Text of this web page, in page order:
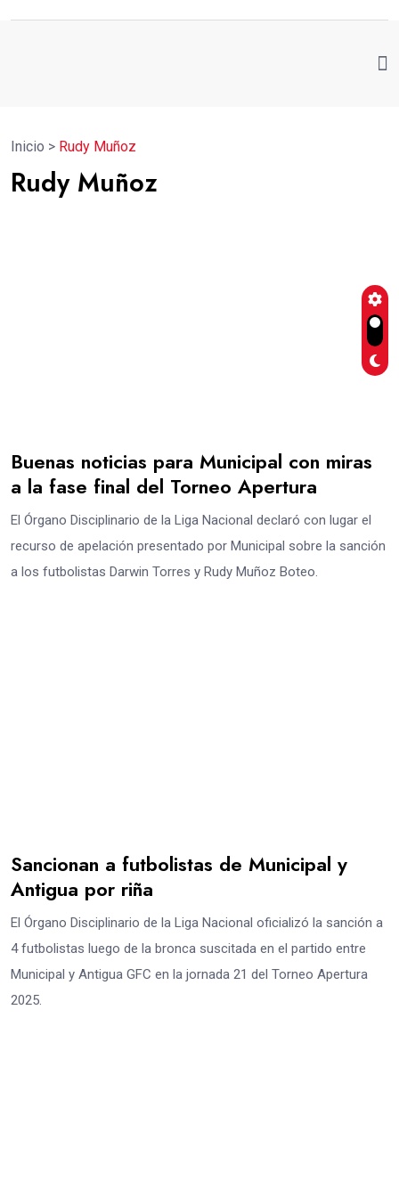
Inicio > Rudy Muñoz
Rudy Muñoz
Buenas noticias para Municipal con miras
a la fase final del Torneo Apertura
El Órgano Disciplinario de la Liga Nacional declaró con lugar el
recurso de apelación presentado por Municipal sobre la sanción
a los futbolistas Darwin Torres y Rudy Muñoz Boteo.
Sancionan a futbolistas de Municipal y
Antigua por riña
El Órgano Disciplinario de la Liga Nacional oficializó la sanción a
4 futbolistas luego de la bronca suscitada en el partido entre
Municipal y Antigua GFC en la jornada 21 del Torneo Apertura
2025.